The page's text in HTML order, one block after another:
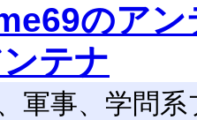
のアン
テナ
軍事、学問